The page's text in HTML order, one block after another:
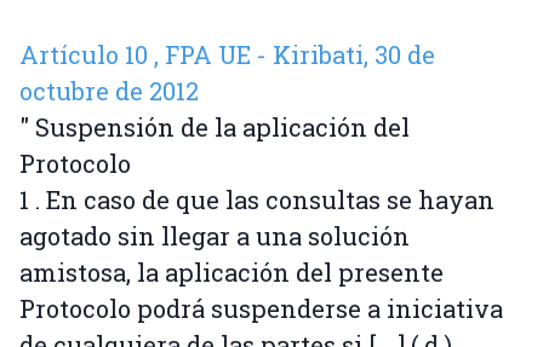
Artículo 10 , FPA UE - Kiribati, 30 de
octubre de 2012
" Suspensión de la aplicación del
Protocolo
1 . En caso de que las consultas se hayan
agotado sin llegar a una solución
amistosa, la aplicación del presente
Protocolo podrá suspenderse a iniciativa